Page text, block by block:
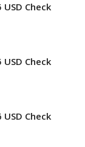
Check
Check
Check